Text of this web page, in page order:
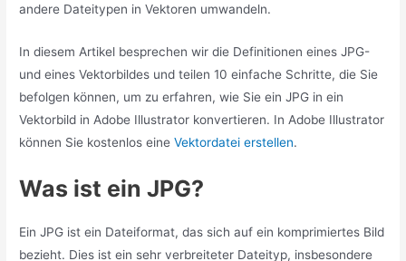
andere Dateitypen in Vektoren umwandeln.
In diesem Artikel besprechen wir die Definitionen eines JPG-
und eines Vektorbildes und teilen 10 einfache Schritte, die Sie
befolgen können, um zu erfahren, wie Sie ein JPG in ein
Vektorbild in Adobe Illustrator konvertieren. In Adobe Illustrator
können Sie kostenlos eineVektordatei erstellen.
Was ist ein JPG?
Ein JPG ist ein Dateiformat, das sich auf ein komprimiertes Bild
bezieht. Dies ist ein sehr verbreiteter Dateityp, insbesondere